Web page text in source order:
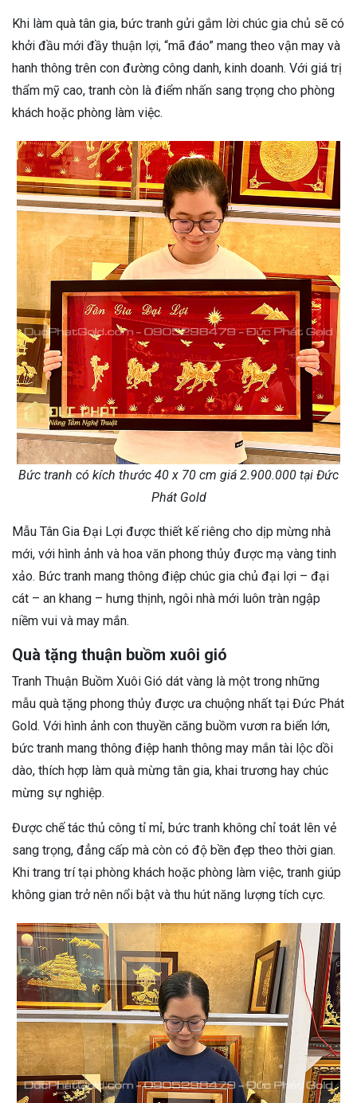
Khi làm quà tân gia, bức tranh gửi gắm lời chúc gia chủ sẽ có
khởi đầu mới đầy thuận lợi, “mã đáo” mang theo vận may và
hanh thông trên con đường công danh, kinh doanh. Với giá trị
thẩm mỹ cao, tranh còn là điểm nhấn sang trọng cho phòng
khách hoặc phòng làm việc.
Bức tranh có kích thước 40 x 70 cm giá 2.900.000 tại Đức
Phát Gold
Mẫu Tân Gia Đại Lợi được thiết kế riêng cho dịp mừng nhà
mới, với hình ảnh và hoa văn phong thủy được mạ vàng tinh
xảo. Bức tranh mang thông điệp chúc gia chủ đại lợi – đại
cát – an khang – hưng thịnh, ngôi nhà mới luôn tràn ngập
niềm vui và may mắn.
Quà tặng thuận buồm xuôi gió
Tranh Thuận Buồm Xuôi Gió dát vàng là một trong những
mẫu quà tặng phong thủy được ưa chuộng nhất tại Đức Phát
Gold. Với hình ảnh con thuyền căng buồm vươn ra biển lớn,
bức tranh mang thông điệp hanh thông may mắn tài lộc dồi
dào, thích hợp làm quà mừng tân gia, khai trương hay chúc
mừng sự nghiệp.
Được chế tác thủ công tỉ mỉ, bức tranh không chỉ toát lên vẻ
sang trọng, đẳng cấp mà còn có độ bền đẹp theo thời gian.
Khi trang trí tại phòng khách hoặc phòng làm việc, tranh giúp
không gian trở nên nổi bật và thu hút năng lượng tích cực.